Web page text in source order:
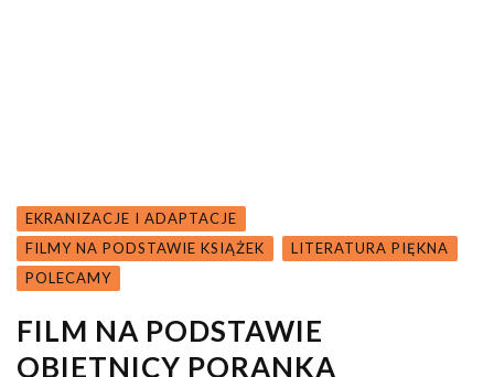
EKRANIZACJE I ADAPTACJE
FILMY NA PODSTAWIE KSIĄŻEK
LITERATURA PIĘKNA
POLECAMY
FILM NA PODSTAWIE
OBIETNICY PORANKA